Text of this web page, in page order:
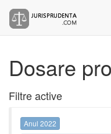
Dosare
Filtre active
Anul 2022